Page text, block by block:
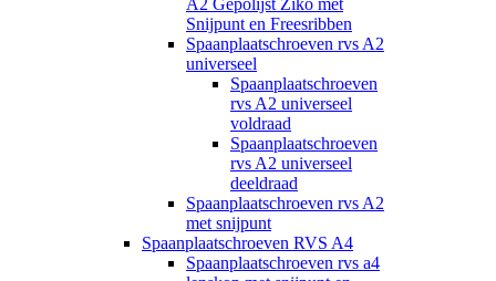
Snijpunt en Freesribben
Spaanplaatschroeven rvs A2
universeel
Spaanplaatschroeven
rvs A2 universeel
voldraad
Spaanplaatschroeven
rvs A2 universeel
deeldraad
Spaanplaatschroeven rvs A2
met snijpunt
Spaanplaatschroeven RVS A4
Spaanplaatschroeven rvs a4